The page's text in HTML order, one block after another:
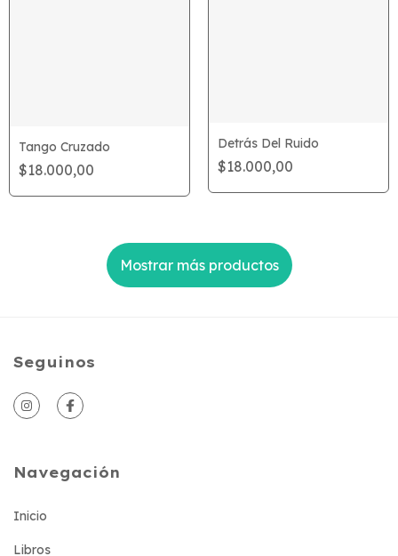
Tango Cruzado
$18.000,00
Detrás Del Ruido
$18.000,00
Mostrar más productos
Seguinos
Navegación
Inicio
Libros